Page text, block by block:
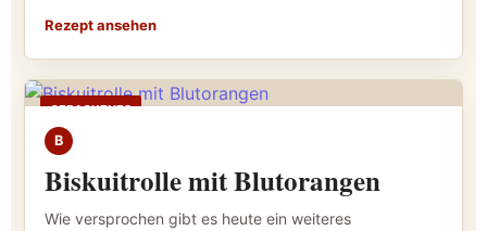
Rezept ansehen
GEBACKENES
B
Biskuitrolle mit Blutorangen
Wie versprochen gibt es heute ein weiteres